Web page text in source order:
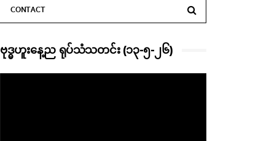
CONTACT
ဗုဒ္ဓဟူးနေ့ည ရုပ်သံသတင်း (၁၃-၅-၂၆)